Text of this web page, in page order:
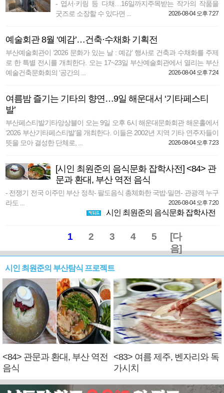
- 엽서·키링 등 다채…16일까지주목받는 작가의 작품을
굿즈로 소장할 수 있다면 ...
2026-08-04 오후 7:27
예술회관 8월 ‘예감’…건축·수채화 기획전
부산예술회관이 ‘2026 문화가 있는 날 : 예감’ 행사로 건축과 수채화를 주제
로 한 특별 전시를 개최한다. 오는 17~23일 부산예술회관에서 열리는 부산
예술건축문화회의 ‘공간의 ...
2026-08-04 오후 7:24
여름밤 즐기는 기타의 향연…9일 해운대서 ‘기타페스티
발’
부산페스티발기타앙상블이 오는 9일 오후 6시 해운대문화회관 해운홀에서
‘2026 부산기타페스티발’을 개최한다. 이들은 2002년 지역 기타 연주자들이
뜻을 모아 결성한 단체로, ...
2026-08-04 오후 7:23
[시인 최원준의 음식문화 잡학사전] <84> 관
문과 환대, 부산 역전 음식
- 전쟁기 전국 이주민 부산 정착- 팔도음식 총체화한 국밥·밀면- 관광객 누구
라도 ...
2026-08-04 오후 7:20
시인 최원준의 음식문화 잡학사전
1 2 3 4 5
[다
음]
시인 최원준의 부산탐식 프로젝트
<84> 관문과 환대, 부산 역전
음식
<83> 여름 제주, 벤자리와 독
가시치